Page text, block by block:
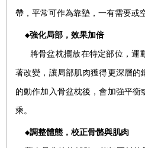
帶，平常可作為靠墊，一有需要或
◆強化局部，效果加倍
將骨盆枕擺放在特定部位，運
著改變，讓局部肌肉獲得更深層的
的動作加入骨盆枕後，會加強平衡
乘。
◆調整體態，校正骨骼與肌肉